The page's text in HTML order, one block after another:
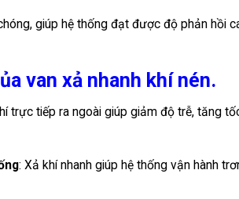
giúp hệ thống đạt được độ phản hồi
van xả nhanh khí nén.
trực tiếp ra ngoài giúp giảm độ trễ, tăng
: Xả khí nhanh giúp hệ thống vận hành